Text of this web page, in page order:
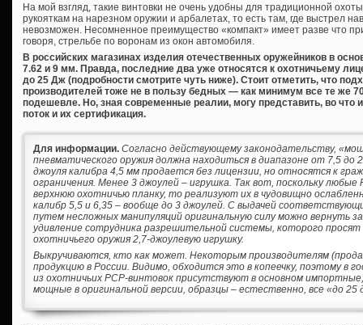
На мой взгляд, такие винтовки не очень удобны для традиционной
рукояткам на нарезном оружии и арбалетах, то есть там, где выстрел
невозможен. Несомненное преимущество «компакт» имеет разве что
говоря, стрельбе по воронам из окон автомобиля.
В российских магазинах изделия отечественных оружейников в
7.62 и 9 мм. Правда, последние два уже относятся к охотничьему
до 25 Дж (подробности смотрите чуть ниже). Стоит отметить, что
производителей тоже не в пользу бедных — как минимум все те же
подешевле. Но, зная современные реалии, могу представить, во что
поток и их сертификация.
Для информации. Согласно действующему законодательству,
пневматического оружия должна находиться в диапазоне от 7,5 до
джоуля калибра 4,5 мм продается без лицензии, но относятся к
ограничения. Менее 3 джоулей – игрушка. Так вот, поскольку
верхнюю охотничью планку, то реализуют их в чудовищно
калибр 5,5 и 6,35 – вообще до 3 джоулей. С выдачей
путем несложных манипуляций оригинальную силу можно вернуть
удивление сотрудника разрешительной системы, которого просят
охотничьего оружия 2,7-джоулевую игрушку.
Выкручиваются, кто как может. Некоторым производителям
продукцию в России. Видимо, обходится это в копеечку, поэтому в
из охотничьих PCP-винтовок присутствуют в основном
мощные в оригинальной версии, образцы – естественно, все «до 25